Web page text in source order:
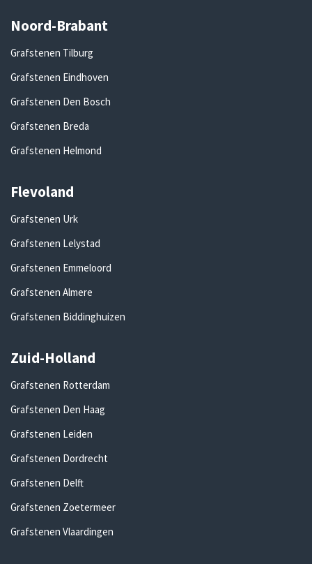
Noord-Brabant
Grafstenen Tilburg
Grafstenen Eindhoven
Grafstenen Den Bosch
Grafstenen Breda
Grafstenen Helmond
Flevoland
Grafstenen Urk
Grafstenen Lelystad
Grafstenen Emmeloord
Grafstenen Almere
Grafstenen Biddinghuizen
Zuid-Holland
Grafstenen Rotterdam
Grafstenen Den Haag
Grafstenen Leiden
Grafstenen Dordrecht
Grafstenen Delft
Grafstenen Zoetermeer
Grafstenen Vlaardingen